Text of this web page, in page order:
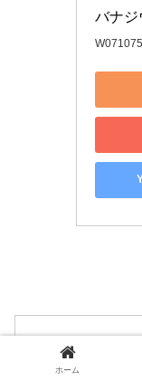
バナジ
ホーム